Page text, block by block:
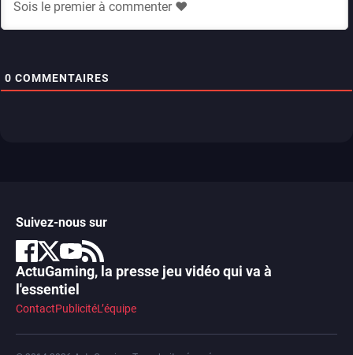
0 COMMENTAIRES
Suivez-nous sur
ActuGaming, la presse jeu vidéo qui va à
l'essentiel
ContactPublicitéL’équipe